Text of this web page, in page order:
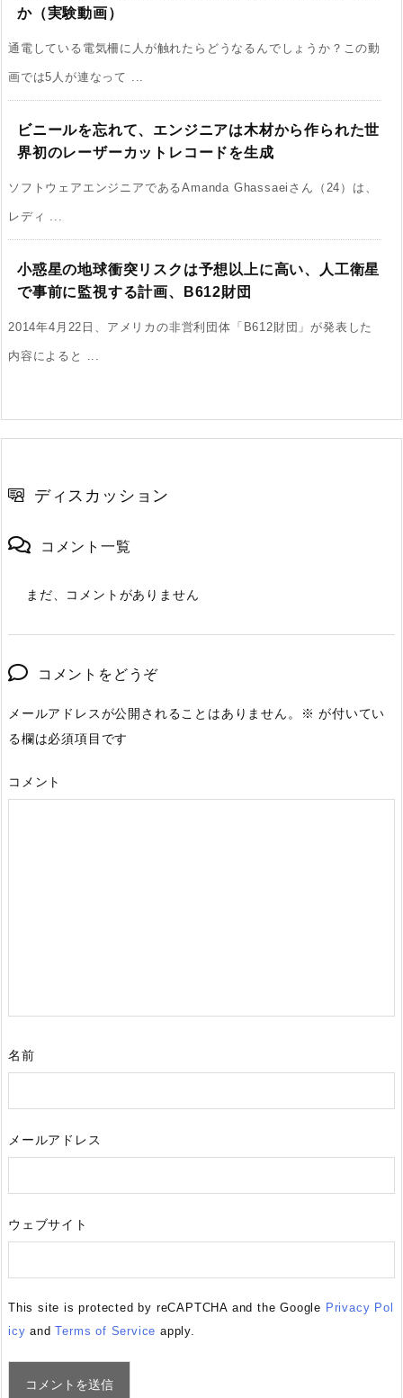
か（実験動画）
通電している電気柵に人が触れたらどうなるんでしょうか？この動
画では5人が連なって ...
ビニールを忘れて、エンジニアは木材から作られた世
界初のレーザーカットレコードを生成
ソフトウェアエンジニアであるAmanda Ghassaeiさん（24）は、
レディ ...
小惑星の地球衝突リスクは予想以上に高い、人工衛星
で事前に監視する計画、B612財団
2014年4月22日、アメリカの非営利団体「B612財団」が発表した
内容によると ...
ディスカッション
コメント一覧
まだ、コメントがありません
コメントをどうぞ
メールアドレスが公開されることはありません。 ※ が付いてい
る欄は必須項目です
コメント
名前
メールアドレス
ウェブサイト
This site is protected by reCAPTCHA and the Google Privacy Pol
icy andTerms of Service apply.